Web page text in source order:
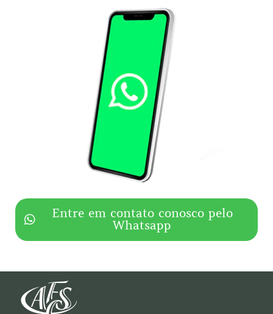
Entre em contato conosco pelo
Whatsapp